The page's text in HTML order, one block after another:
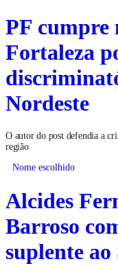
PF cumpre
Fortaleza
Nordeste
O autor do post defendia a
região
Nome escolhido
Alcides
Barroso
suplente ao